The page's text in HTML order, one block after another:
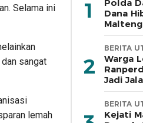
Selama ini
sangat
lemah
1
Polda
Dana
2
BERITA
Warga
Jadi
Enam
BERITA
Kejati